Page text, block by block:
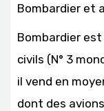
Bombardier et
Bombardier
civils (N° 3
il vend en
dont des